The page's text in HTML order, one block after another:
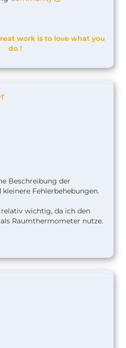
work is to love what you
do !
Beschreibung der
Fehlerbehebungen.
wichtig, da ich den
Raumthermometer nutze.